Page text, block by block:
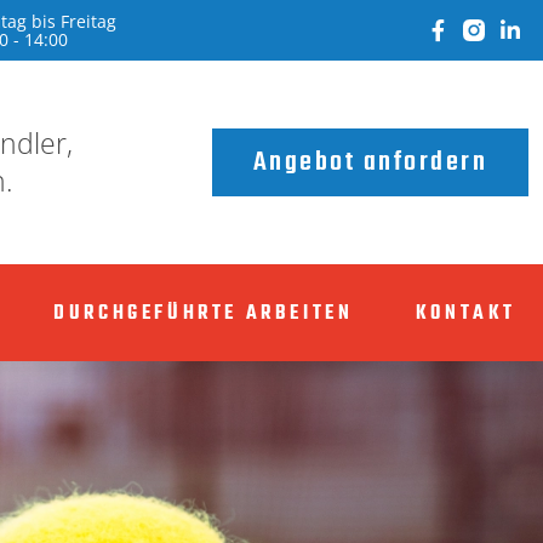
bis Freitag
- 14:00
Angebot anfordern
DURCHGEFÜHRTE ARBEITEN KONTAKT